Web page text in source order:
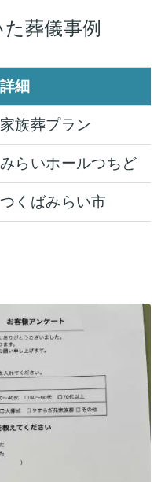
葬儀事例
詳細
家族葬プラン
みらいホールつちど
つくばみらい市